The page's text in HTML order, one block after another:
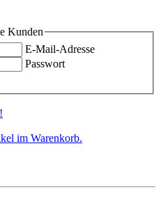
Kunden
E-Mail-Adresse
Passwort
im Warenkorb.